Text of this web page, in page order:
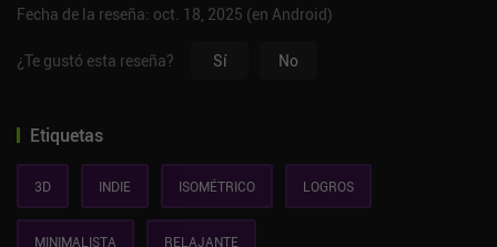
Fecha de la reseña: oct. 18, 2025 (en Android)
¿Te gustó esta reseña? Sí No
Etiquetas
3D INDIE ISOMÉTRICO LOGROS
MINIMALISTA RELAJANTE